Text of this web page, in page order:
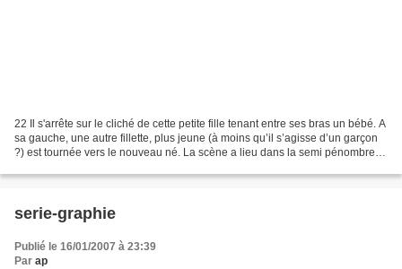
22 Il s'arrête sur le cliché de cette petite fille tenant entre ses bras un bébé. A
sa gauche, une autre fillette, plus jeune (à moins qu’il s’agisse d’un garçon
?) est tournée vers le nouveau né. La scène a lieu dans la semi pénombre
serie-graphie
Publié le 16/01/2007 à 23:39
Par ap